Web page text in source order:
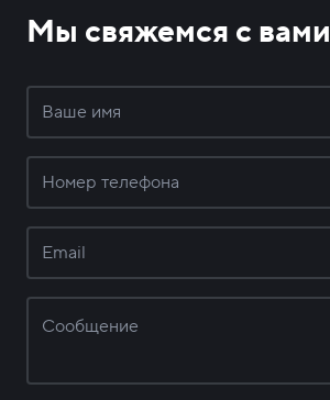
Мы свяжемся с вами